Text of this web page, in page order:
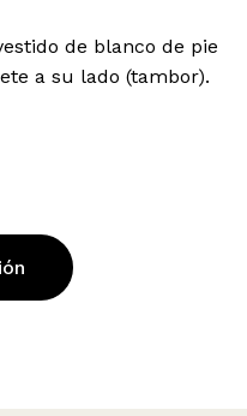
de blanco de pie
a su lado (tambor).